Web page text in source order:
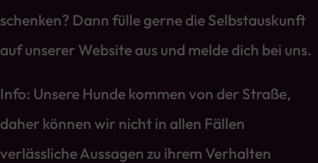
schenken? Dann fülle gerne die Selbstauskunft
auf unserer Website aus und melde dich bei uns.
Info: Unsere Hunde kommen von der Straße,
daher können wir nicht in allen Fällen
verlässliche Aussagen zu ihrem Verhalten